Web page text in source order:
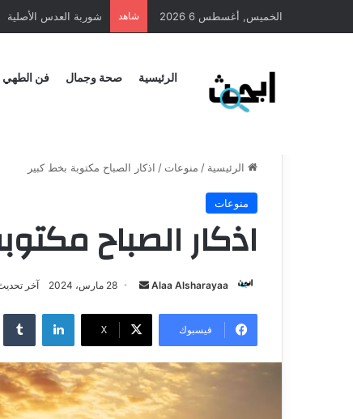
الخميس, أغسطس 6 2026 شاهد طريقة عمل المنسف
الرئيسية صحة وجمال فن الطهي
الرئيسية / منوعات / اذكار الصباح مكتوبة بخط كبير
منوعات
اذكار الصباح
Alaa Alsharayaa 28 مارس، 2024 آخر تحديث: 28 مارس،
فيسبوك X